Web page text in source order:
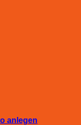
anlegen